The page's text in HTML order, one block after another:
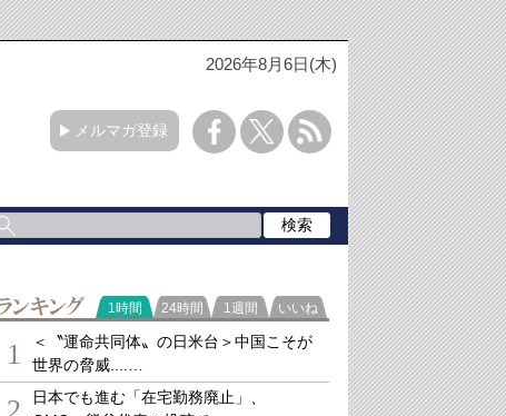
2026年8月6日(木)
メルマガ登録
ランキング
1時間 24時間 1週間 いいね
1
＜〝運命共同体〟の日米台＞中国こそが
世界の脅威....…
日本でも進む「在宅勤務廃止」、